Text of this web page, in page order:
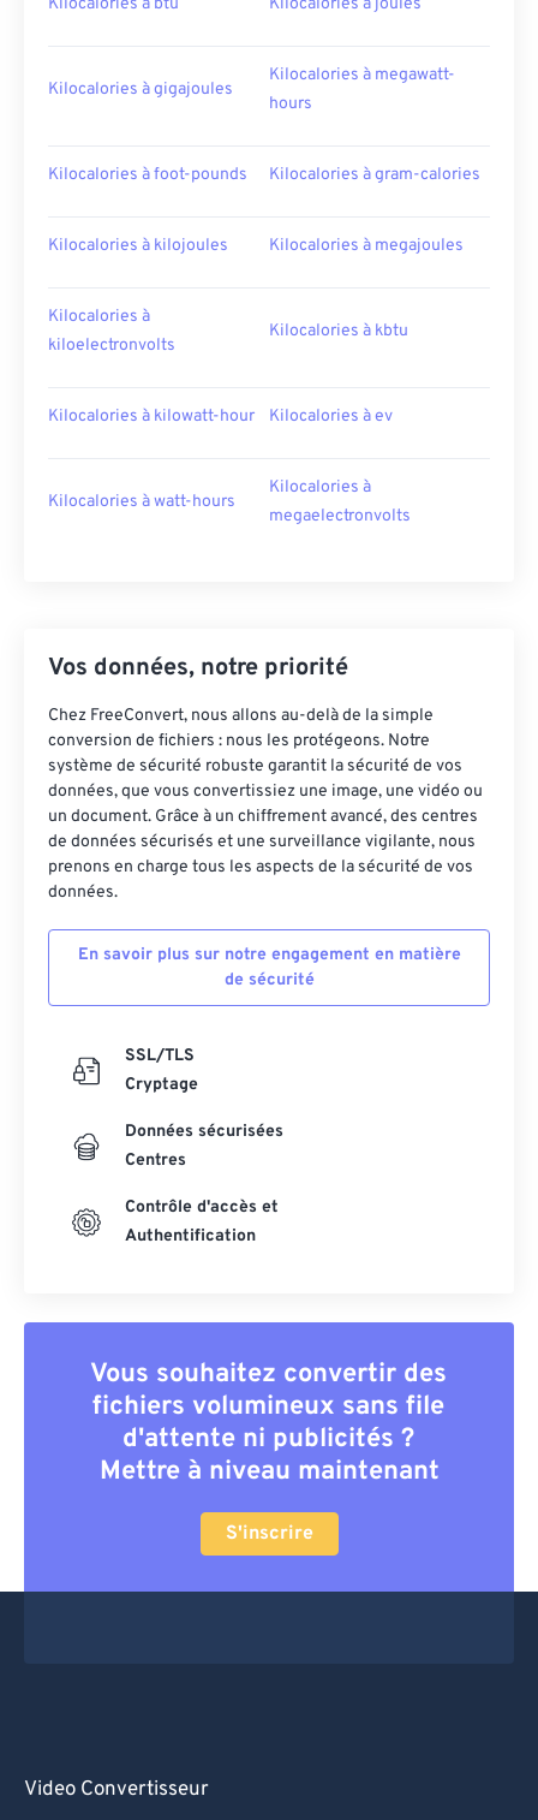
Kilocalories à btu Kilocalories à joules
Kilocalories à gigajoules
Kilocalories à megawatt-
hours
Kilocalories à foot-pounds Kilocalories à gram-calories
Kilocalories à kilojoules Kilocalories à megajoules
Kilocalories à
kiloelectronvolts
Kilocalories à kbtu
Kilocalories à kilowatt-hour Kilocalories à ev
Kilocalories à watt-hours
Kilocalories à
megaelectronvolts
Vos données, notre priorité
Chez FreeConvert, nous allons au-delà de la simple
conversion de fichiers : nous les protégeons. Notre
système de sécurité robuste garantit la sécurité de vos
données, que vous convertissiez une image, une vidéo ou
un document. Grâce à un chiffrement avancé, des centres
de données sécurisés et une surveillance vigilante, nous
prenons en charge tous les aspects de la sécurité de vos
données.
En savoir plus sur notre engagement en matière
de sécurité
SSL/TLS
Cryptage
Données sécurisées
Centres
Contrôle d'accès et
Authentification
Vous souhaitez convertir des
fichiers volumineux sans file
d'attente ni publicités ?
Mettre à niveau maintenant
S'inscrire
Video Convertisseur